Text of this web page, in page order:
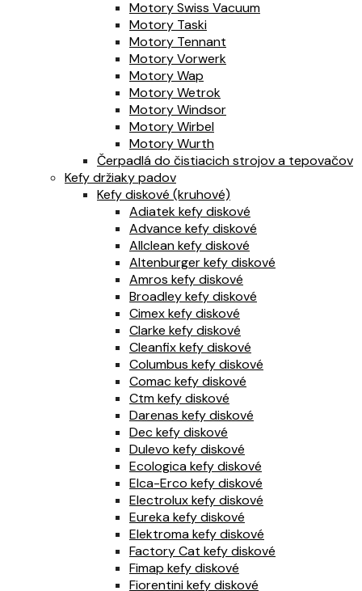
Motory Swiss Vacuum
Motory Taski
Motory Tennant
Motory Vorwerk
Motory Wap
Motory Wetrok
Motory Windsor
Motory Wirbel
Motory Wurth
Čerpadlá do čistiacich strojov a tepovačov
Kefy držiaky padov
Kefy diskové (kruhové)
Adiatek kefy diskové
Advance kefy diskové
Allclean kefy diskové
Altenburger kefy diskové
Amros kefy diskové
Broadley kefy diskové
Cimex kefy diskové
Clarke kefy diskové
Cleanfix kefy diskové
Columbus kefy diskové
Comac kefy diskové
Ctm kefy diskové
Darenas kefy diskové
Dec kefy diskové
Dulevo kefy diskové
Ecologica kefy diskové
Elca-Erco kefy diskové
Electrolux kefy diskové
Eureka kefy diskové
Elektroma kefy diskové
Factory Cat kefy diskové
Fimap kefy diskové
Fiorentini kefy diskové